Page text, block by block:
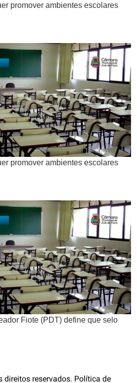
promover ambientes escolares
promover ambientes escolares
Fiote (PDT) define que selo
direitos reservados. Política de